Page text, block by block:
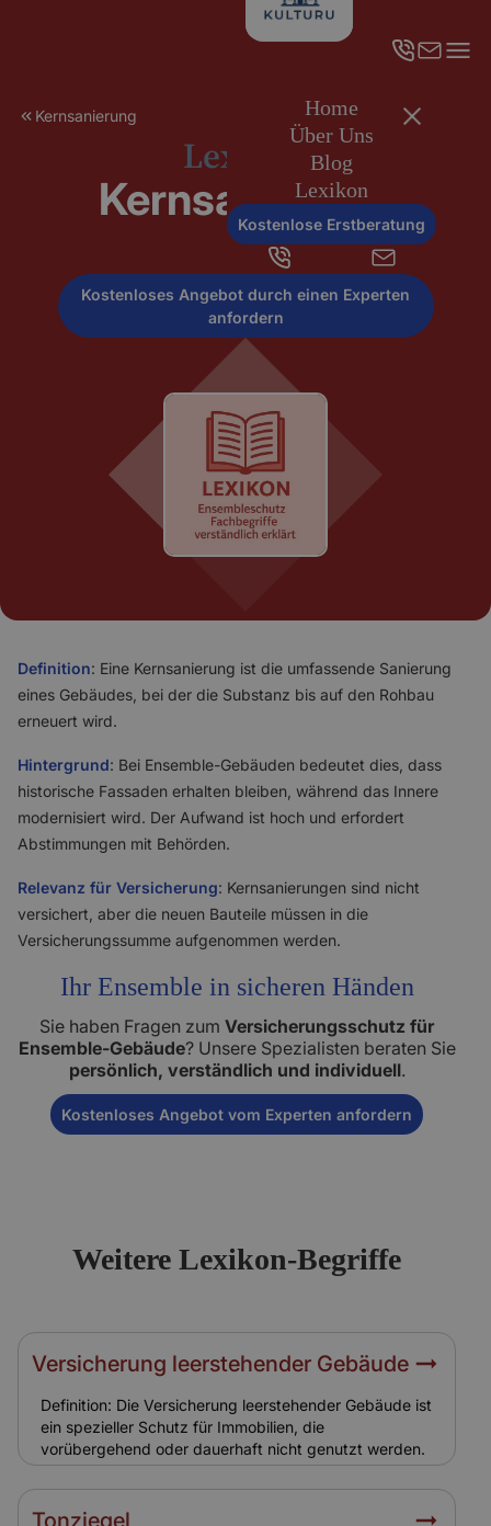
Home
Über Uns
Blog
Lexikon
Kostenlose Erstberatung
Kernsanierung
Lexikon
Kernsanierung
Kostenloses Angebot durch einen Experten
anfordern
Definition: Eine Kernsanierung ist die umfassende Sanierung
eines Gebäudes, bei der die Substanz bis auf den Rohbau
erneuert wird.
Hintergrund: Bei Ensemble-Gebäuden bedeutet dies, dass
historische Fassaden erhalten bleiben, während das Innere
modernisiert wird. Der Aufwand ist hoch und erfordert
Abstimmungen mit Behörden.
Relevanz für Versicherung: Kernsanierungen sind nicht
versichert, aber die neuen Bauteile müssen in die
Versicherungssumme aufgenommen werden.
Ihr Ensemble in sicheren Händen
Sie haben Fragen zum Versicherungsschutz für
Ensemble-Gebäude? Unsere Spezialisten beraten Sie
persönlich, verständlich und individuell.
Kostenloses Angebot vom Experten anfordern
Weitere Lexikon-Begriffe
Versicherung leerstehender Gebäude
Definition: Die Versicherung leerstehender Gebäude ist
ein spezieller Schutz für Immobilien, die
vorübergehend oder dauerhaft nicht genutzt werden.
Hintergrund: Leerstehende Ensemble-Gebäude sind
stärker gefährdet durch Vandalismus, Einbruch,
Brandstiftung oder Frostschäden. Relevanz für
Tonziegel